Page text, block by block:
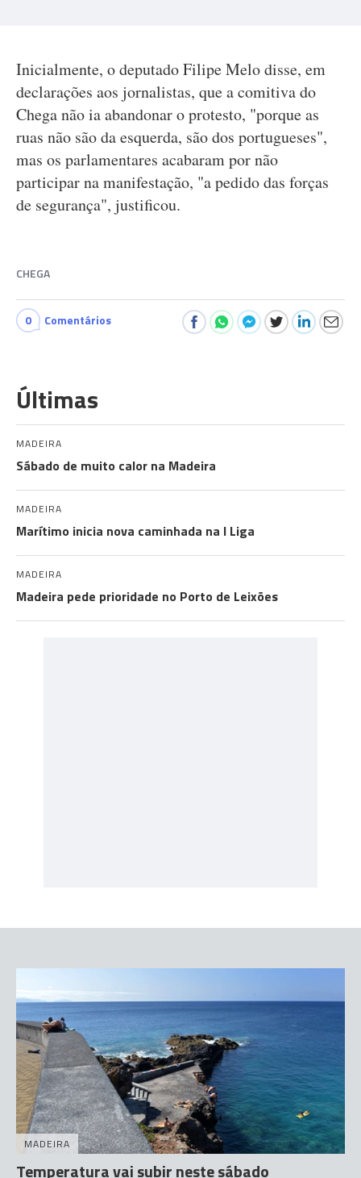
Inicialmente, o deputado Filipe Melo disse, em
declarações aos jornalistas, que a comitiva do
Chega não ia abandonar o protesto, "porque as
ruas não são da esquerda, são dos portugueses",
mas os parlamentares acabaram por não
participar na manifestação, "a pedido das forças
de segurança", justificou.
CHEGA
0 Comentários
Últimas
MADEIRA
Sábado de muito calor na Madeira
MADEIRA
Marítimo inicia nova caminhada na I Liga
MADEIRA
Madeira pede prioridade no Porto de Leixões
MADEIRA
Temperatura vai subir neste sábado